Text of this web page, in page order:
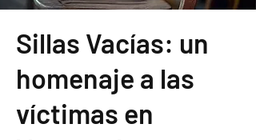
Sillas Vacías: un
homenaje a las
víctimas en